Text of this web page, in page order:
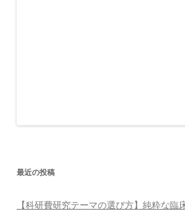
最近の投稿
【科研費研究テーマの選び方】純粋な